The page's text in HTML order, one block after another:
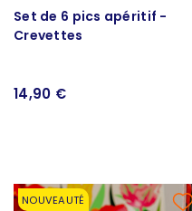
Set de 6 pics apéritif -
Crevettes
14,90 €
NOUVEAUTÉ